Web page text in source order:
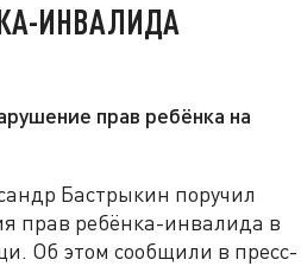
ИНВАЛИДА
прав ребёнка на
Бастрыкин поручил
прав ребёнка-инвалида в
Об этом сообщили в пресс-